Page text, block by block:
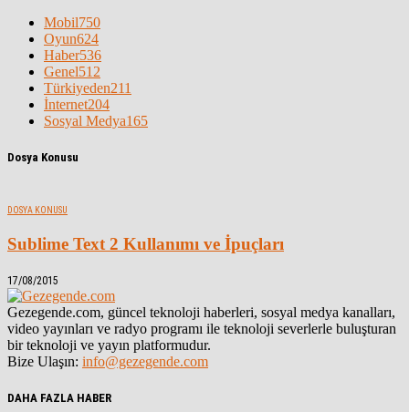
Mobil750
Oyun624
Haber536
Genel512
Türkiyeden211
İnternet204
Sosyal Medya165
Dosya Konusu
DOSYA KONUSU
Sublime Text 2 Kullanımı ve İpuçları
17/08/2015
Gezegende.com, güncel teknoloji haberleri, sosyal medya kanalları,
video yayınları ve radyo programı ile teknoloji severlerle buluşturan
bir teknoloji ve yayın platformudur.
Bize Ulaşın: info@gezegende.com
DAHA FAZLA HABER